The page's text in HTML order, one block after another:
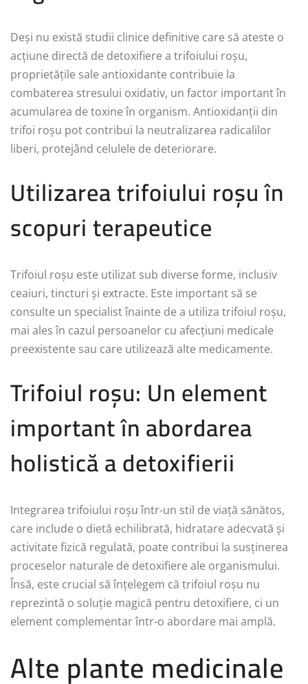
Deși nu există studii clinice definitive care să ateste o
acțiune directă de detoxifiere a trifoiului roșu,
proprietățile sale antioxidante contribuie la
combaterea stresului oxidativ, un factor important în
acumularea de toxine în organism. Antioxidanții din
trifoi roșu pot contribui la neutralizarea radicalilor
liberi, protejând celulele de deteriorare.
Utilizarea trifoiului roșu în
scopuri terapeutice
Trifoiul roșu este utilizat sub diverse forme, inclusiv
ceaiuri, tincturi și extracte. Este important să se
consulte un specialist înainte de a utiliza trifoiul roșu,
mai ales în cazul persoanelor cu afecțiuni medicale
preexistente sau care utilizează alte medicamente.
Trifoiul roșu: Un element
important în abordarea
holistică a detoxifierii
Integrarea trifoiului roșu într-un stil de viață sănătos,
care include o dietă echilibrată, hidratare adecvată și
activitate fizică regulată, poate contribui la susținerea
proceselor naturale de detoxifiere ale organismului.
Însă, este crucial să înțelegem că trifoiul roșu nu
reprezintă o soluție magică pentru detoxifiere, ci un
element complementar într-o abordare mai amplă.
Alte plante medicinale